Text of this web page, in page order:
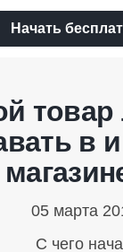
Начать
в
05 марта
С чего